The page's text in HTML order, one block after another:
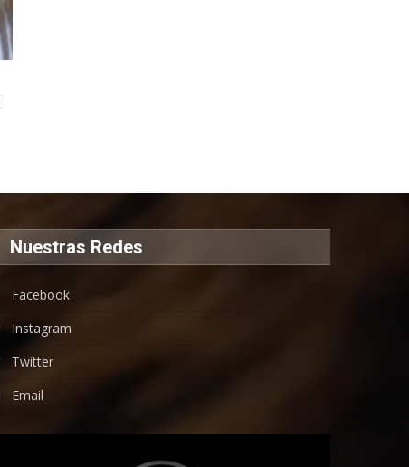
Nuestras Redes
Facebook
Instagram
Twitter
Email